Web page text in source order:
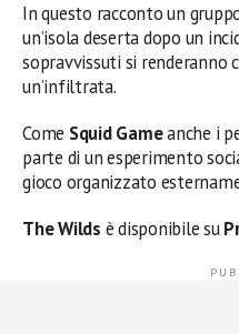
In questo racconto un
un’isola deserta dopo un
sopravvissuti si
un’infiltrata.
Come Squid Gameanche i
parte di un esperimento
gioco organizzato
The Wilds è disponibile su